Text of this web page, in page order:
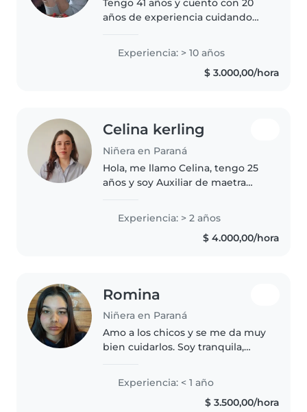
Tengo 41 años y cuento con 20
años de experiencia cuidando
bebés hasta adolescentes. Soy
una persona responsable,
creativa y paciente. Puedo
Experiencia: > 10 años
$ 3.000,00/hora
Celina kerling
Niñera en Paraná
Hola, me llamo Celina, tengo 25
años y soy Auxiliar de maetra
habilidades en la evaluación del
crecimiento. A su vez..
Experiencia: > 2 años
$ 4.000,00/hora
Romina
Niñera en Paraná
Amo a los chicos y se me da muy
bien cuidarlos. Soy tranquila,
ambiente seguro y divertido
para ellos. Tengo experiencia y
puedo ayudar también con..
Experiencia: < 1 año
$ 3.500,00/hora